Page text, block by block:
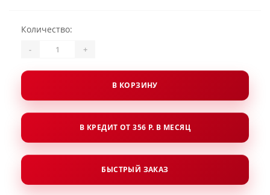
Количество:
- +
В КОРЗИНУ
В КРЕДИТ ОТ 356 Р. В МЕСЯЦ
БЫСТРЫЙ ЗАКАЗ